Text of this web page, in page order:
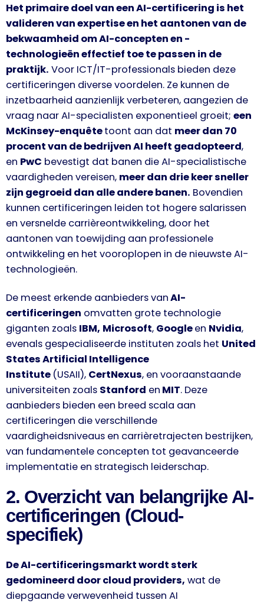
Het primaire doel van een AI-certificering is het
valideren van expertise en het aantonen van de
bekwaamheid om AI-concepten en -
technologieën effectief toe te passen in de
praktijk. Voor ICT/IT-professionals bieden deze
certificeringen diverse voordelen. Ze kunnen de
inzetbaarheid aanzienlijk verbeteren, aangezien de
vraag naar AI-specialisten exponentieel groeit; een
McKinsey-enquêtetoont aan dat meer dan 70
procent van de bedrijven AI heeft geadopteerd,
en PwC bevestigt dat banen die AI-specialistische
vaardigheden vereisen, meer dan drie keer sneller
zijn gegroeid dan alle andere banen. Bovendien
kunnen certificeringen leiden tot hogere salarissen
en versnelde carrièreontwikkeling, door het
aantonen van toewijding aan professionele
ontwikkeling en het vooroplopen in de nieuwste AI-
technologieën.
De meest erkende aanbieders vanAI-
certificeringen omvatten grote technologie
giganten zoals IBM, Microsoft, Googleen Nvidia,
evenals gespecialiseerde instituten zoals het United
States Artificial Intelligence
Institute (USAII), CertNexus, en vooraanstaande
universiteiten zoals Stanford en MIT. Deze
aanbieders bieden een breed scala aan
certificeringen die verschillende
vaardigheidsniveaus en carrièretrajecten bestrijken,
van fundamentele concepten tot geavanceerde
implementatie en strategisch leiderschap.
2. Overzicht van belangrijke AI-
certificeringen (Cloud-
specifiek)
De AI-certificeringsmarkt wordt sterk
gedomineerd door cloud providers, wat de
diepgaande verwevenheid tussen AI